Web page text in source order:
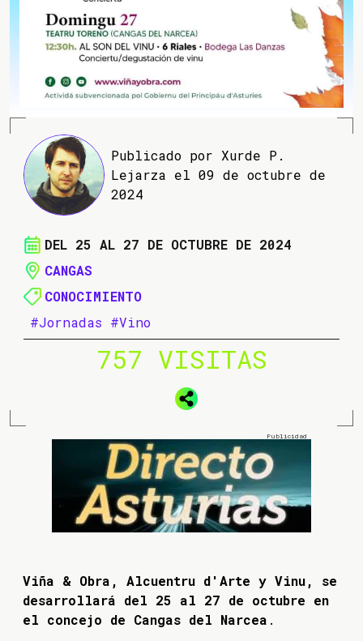
Publicado por Xurde P.
Lejarza el 09 de octubre de
2024
DEL 25 AL 27 DE OCTUBRE DE 2024
CANGAS
CONOCIMIENTO
#Jornadas #Vino
757 VISITAS
Viña & Obra, Alcuentru d'Arte y Vinu, se
desarrollará del 25 al 27 de octubre en
el concejo de Cangas del Narcea .